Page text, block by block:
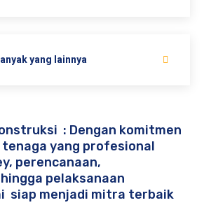
yang lainnya
: Dengan komitmen
yang profesional
perencanaan,
pelaksanaan
siap menjadi mitra terbaik